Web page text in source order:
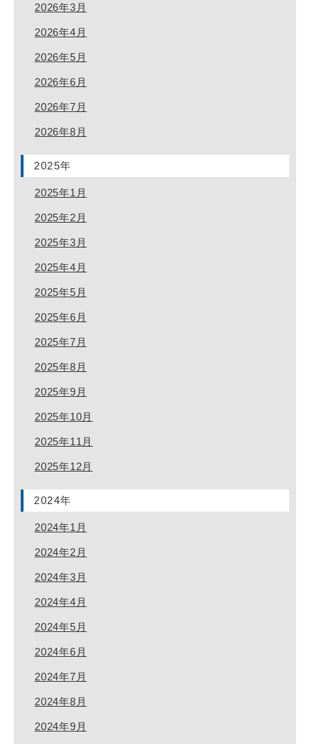
2026年3月
2026年4月
2026年5月
2026年6月
2026年7月
2026年8月
2025年
2025年1月
2025年2月
2025年3月
2025年4月
2025年5月
2025年6月
2025年7月
2025年8月
2025年9月
2025年10月
2025年11月
2025年12月
2024年
2024年1月
2024年2月
2024年3月
2024年4月
2024年5月
2024年6月
2024年7月
2024年8月
2024年9月